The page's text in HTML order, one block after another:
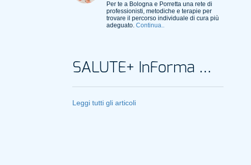
Per te a Bologna e Porretta una rete di
professionisti, metodiche e terapie per
trovare il percorso individuale di cura più
adeguato. Continua..
SALUTE+ InForma Magazine
Leggi tutti gli articoli